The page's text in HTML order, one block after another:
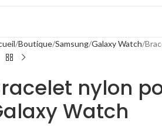
Boutique Samsung Galaxy Watch
nylon
Watch